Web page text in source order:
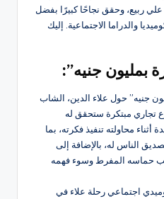
الفنان علي ربيع، وحقق نجاحًا كبيرًا بفضل
والدراما الاجتماعية. إليك
جنيه”:
جنيه” حول علاء الدين، الشاب
تجاري مبتكرة ستحقق له
أثناء محاولته تنفيذ فكرته، بما
الناس له، بالإضافة إلى
حماسه المفرط وسوء فهمه
اجتماعي رحلة علاء في